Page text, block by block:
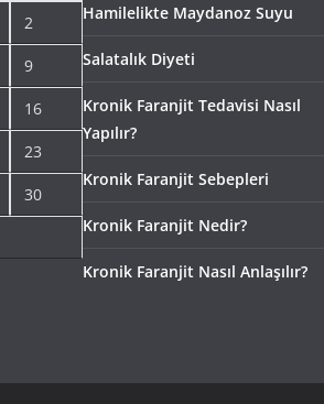
2
9
16
23
30
Hamilelikte Maydanoz Suyu
Salatalık Diyeti
Kronik Faranjit Tedavisi Nasıl
Yapılır?
Kronik Faranjit Sebepleri
Kronik Faranjit Nedir?
Kronik Faranjit Nasıl Anlaşılır?